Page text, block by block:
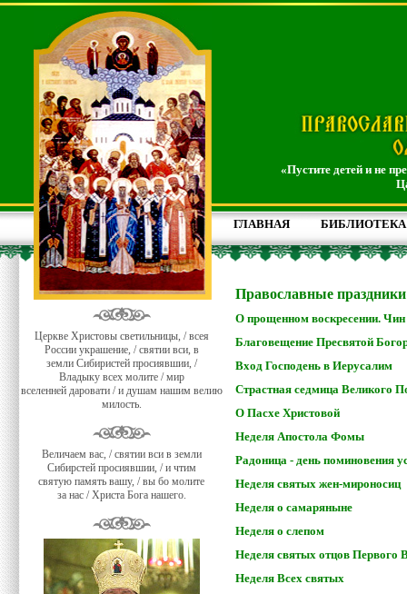
«Пустите детей и не
ГЛАВНАЯ БИБЛИОТЕКА
Церкве Христовы светильницы, / всея
России украшение, / святии вси, в
земли Сибиристей просиявшии, /
Владыку всех молите / мир
вселенней даровати / и душам нашим велию
милость.
Величаем вас, / святии вси в земли
Сибирстей просиявшии, / и чтим
святую память вашу, / вы бо молите
за нас / Христа Бога нашего.
Православные
О прощенном воскресении.
Благовещение Пресвятой
Вход Господень в Иерусалим
Страстная седмица Великого
О Пасхе Христовой
Неделя Апостола Фомы
Радоница - день поминовения
Неделя святых жен-мироносиц
Неделя о самаряныне
Неделя о слепом
Неделя святых отцов Первого
Неделя Всех святых